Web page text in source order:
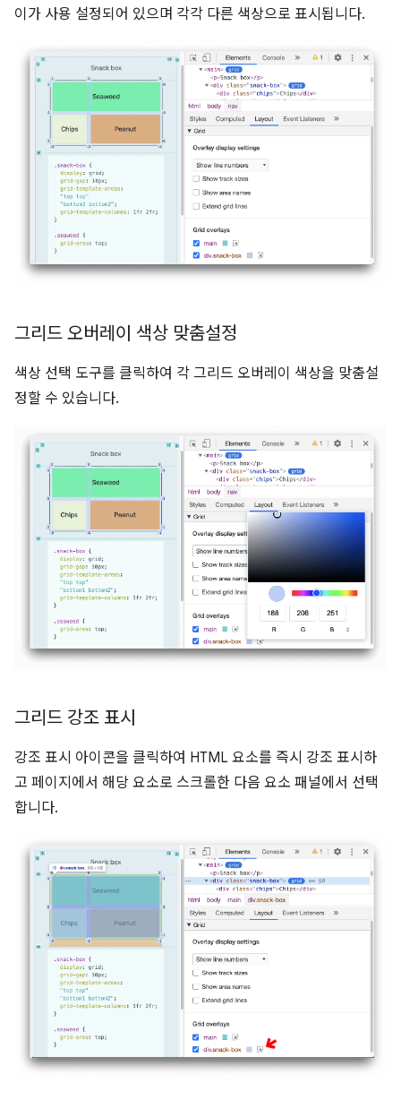
이가 사용 설정되어 있으며 각각 다른 색상으로 표시됩니다.
그리드 오버레이 색상 맞춤설정
색상 선택 도구를 클릭하여 각 그리드 오버레이 색상을 맞춤설
정할 수 있습니다.
그리드 강조 표시
강조 표시 아이콘을 클릭하여 HTML 요소를 즉시 강조 표시하
고 페이지에서 해당 요소로 스크롤한 다음 요소 패널에서 선택
합니다.